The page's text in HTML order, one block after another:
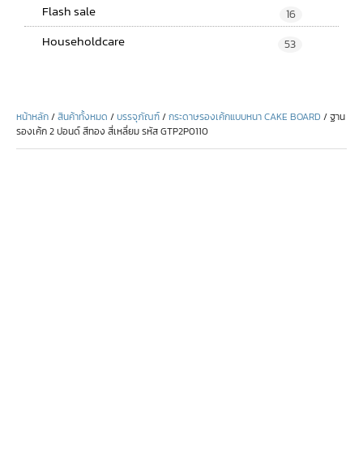
Flash sale 16
Householdcare 53
หน้าหลัก/สินค้าทั้งหมด /บรรจุภัณฑ์/กระดาษรองเค้กแบบหนา CAKE BOARD / ฐาน
รองเค้ก 2 ปอนด์ สีทอง สี่เหลี่ยม รหัส GTP2P0110